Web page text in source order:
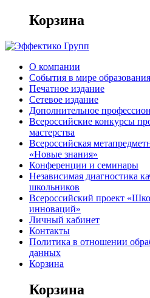
Корзина
О компании
События в мире образования
Печатное издание
Сетевое издание
Дополнительное
Всероссийские конкурсы
мастерства
Всероссийская
«Новые знания»
Конференции и семинары
Независимая диагностика
школьников
Всероссийский проект
инноваций»
Личный кабинет
Контакты
Политика в отношении
данных
Корзина
Корзина